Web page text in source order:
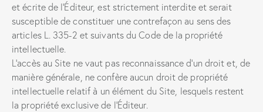
et écrite de l’Éditeur, est strictement interdite et serait
susceptible de constituer une contrefaçon au sens des
articles L. 335-2 et suivants du Code de la propriété
intellectuelle.
L’accès au Site ne vaut pas reconnaissance d’un droit et, de
manière générale, ne confère aucun droit de propriété
intellectuelle relatif à un élément du Site, lesquels restent
la propriété exclusive de l’Éditeur.